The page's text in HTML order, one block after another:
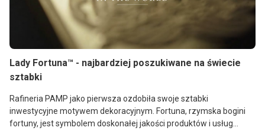
Lady Fortuna™ - najbardziej poszukiwane na świecie
sztabki
Rafineria PAMP jako pierwsza ozdobiła swoje sztabki
inwestycyjne motywem dekoracyjnym. Fortuna, rzymska bogini
fortuny, jest symbolem doskonałej jakości produktów i usług